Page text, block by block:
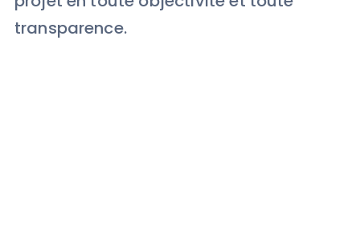
transparence.